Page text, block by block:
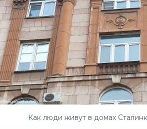
Как люди живут в домах